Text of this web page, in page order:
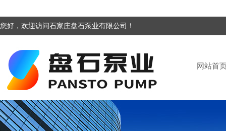
您好，欢迎访问石家庄盘石泵业有限公司！
网站首